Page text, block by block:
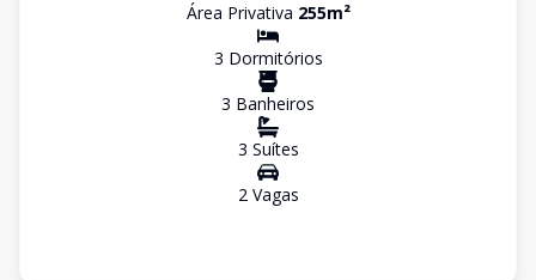
Área Privativa 255m²
3 Dormitórios
3 Banheiros
3 Suítes
2Vagas